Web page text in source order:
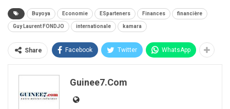
Buyoya Economie ESparteners Finances financière
Guy Laurent FONDJO internationale kamara
Share Facebook Twitter WhatsApp
Guinee7.com